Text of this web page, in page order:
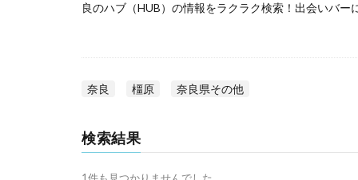
良のハブ（HUB）の情報をラクラク検索！出会いバ
奈良 橿原 奈良県その他
検索結果